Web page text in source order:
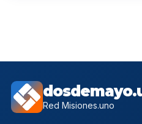
Red Misiones.uno